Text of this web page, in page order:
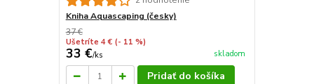
Kniha Aquascaping (česky)
37 €
Ušetríte 4 € (- 11 %)
33 €/ks skladom
Pridať do košíka